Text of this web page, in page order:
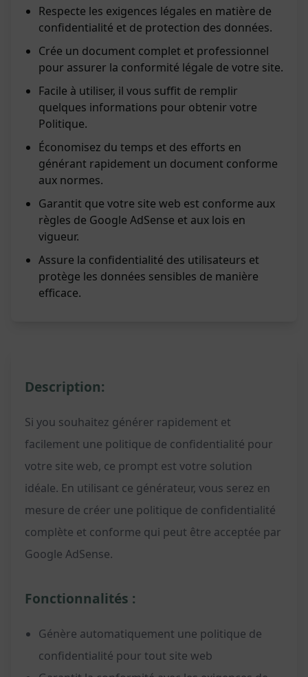
Respecte les exigences légales en matière de
confidentialité et de protection des données.
Crée un document complet et professionnel
pour assurer la conformité légale de votre site.
Facile à utiliser, il vous suffit de remplir
quelques informations pour obtenir votre
Politique.
Économisez du temps et des efforts en
générant rapidement un document conforme
aux normes.
Garantit que votre site web est conforme aux
règles de Google AdSense et aux lois en
vigueur.
Assure la confidentialité des utilisateurs et
protège les données sensibles de manière
efficace.
Description:
Si you souhaitez générer rapidement et
facilement une politique de confidentialité pour
votre site web, ce prompt est votre solution
idéale. En utilisant ce générateur, vous serez en
mesure de créer une politique de confidentialité
complète et conforme qui peut être acceptée par
Google AdSense.
Fonctionnalités :
Génère automatiquement une politique de
confidentialité pour tout site web